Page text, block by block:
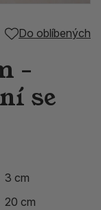
Do oblíbených
-
se
3 cm
20 cm